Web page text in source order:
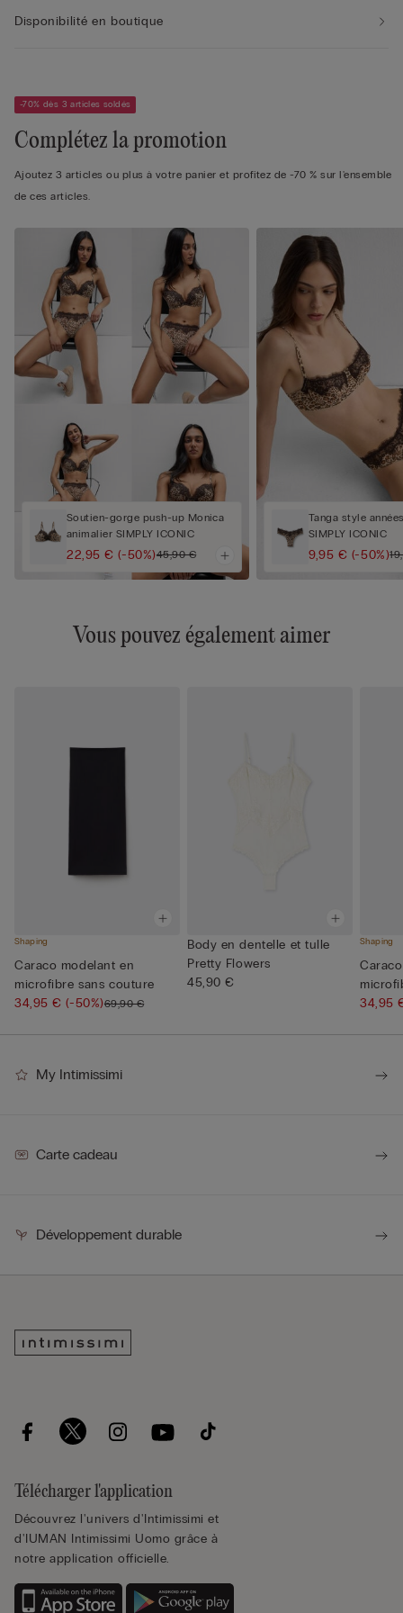
Disponibilité en boutique
-70% dès 3 articles soldés
Complétez la promotion
Ajoutez 3 articles ou plus à votre panier et profitez de -70 % sur l'ensemble
de ces articles.
Soutien-gorge push-up Monica
animalier SIMPLY ICONIC
22,95 €(-50%)45,90 €
Tanga style
SIMPLY ICONIC
9,95 € (-50%)
Vous pouvez également aimer
Shaping
Caraco modelant en
microfibre sans couture
34,95 €(-50%)69,90 €
Body en dentelle et tulle
Pretty Flowers
45,90 €
Shaping
34,95
My Intimissimi
Carte cadeau
Développement durable
Télécharger l'application
Découvrez l'univers d'Intimissimi et
d'IUMAN Intimissimi Uomo grâce à
notre application officielle.